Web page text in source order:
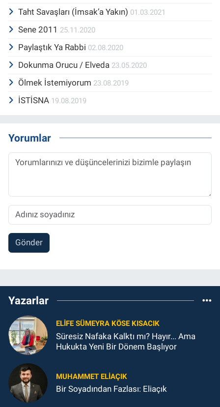
Taht Savaşları (İmsak’a Yakın) 01.03.2021
Sene 2011 25.11.2020
Paylaştık Ya Rabbi 02.08.2020
Dokunma Orucu / Elveda 23.05.2020
Ölmek İstemiyorum 23.08.2019
İSTİSNA 19.08.2019
Yorumlar
Gönder
Yazarlar
ELIFE SÜMEYRA KÖSE KISACIK
Süresiz Nafaka Kalktı mı? Hayır... Ama
Hukukta Yeni Bir Dönem Başlıyor
MUHAMMET ELİAÇIK
Bir Soyadından Fazlası: Eliaçık